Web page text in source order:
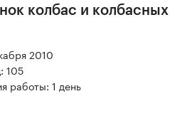
колбас и колбасных
2010
105
работы: 1 день